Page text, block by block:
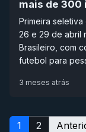
mais de 300
Primeira
26 e 29 de abril
Brasileiro, com
futebol para
3 meses atrás
1 2